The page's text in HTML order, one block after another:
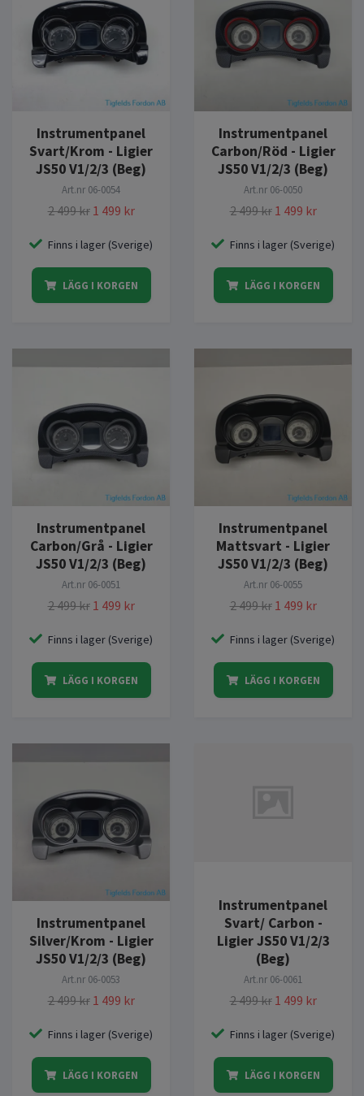
Instrumentpanel
Svart/Krom - Ligier
JS50 V1/2/3 (Beg)
Art.nr 06-0054
2 499 kr 1 499 kr
Finns i lager (Sverige)
LÄGG I KORGEN
Instrumentpanel
Carbon/Röd - Ligier
JS50 V1/2/3 (Beg)
Art.nr 06-0050
2 499 kr 1 499 kr
Finns i lager (Sverige)
LÄGG I KORGEN
Instrumentpanel
Carbon/Grå - Ligier
JS50 V1/2/3 (Beg)
Art.nr 06-0051
2 499 kr 1 499 kr
Finns i lager (Sverige)
LÄGG I KORGEN
Instrumentpanel
Mattsvart - Ligier
JS50 V1/2/3 (Beg)
Art.nr 06-0055
2 499 kr 1 499 kr
Finns i lager (Sverige)
LÄGG I KORGEN
Instrumentpanel
Silver/Krom - Ligier
JS50 V1/2/3 (Beg)
Art.nr 06-0053
2 499 kr 1 499 kr
Finns i lager (Sverige)
LÄGG I KORGEN
Instrumentpanel
Svart/ Carbon -
Ligier JS50 V1/2/3
(Beg)
Art.nr 06-0061
2 499 kr 1 499 kr
Finns i lager (Sverige)
LÄGG I KORGEN